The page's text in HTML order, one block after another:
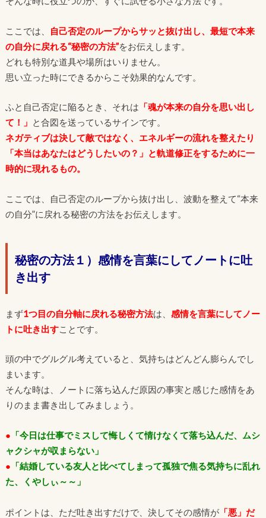
ここでは、
自己否定のループからサッと抜け出し、最短で本来
の自分に戻れる“秘密の方法”をお伝えします。
どれも特別な道具や場所はいりません。
思い立った時にできるからこそ効果的なんです。
ふと自己否定に陥るとき、それは 「魂が本来の自分を思い出し
て！」 と合図を送っているサインです。
ネガティブは決して敵ではなく 、エネルギーの流れを整えたり
「本当はあなたはどうしたいの？」と軌道修正をするために一
時的に現れるもの。
ここでは、自己否定のループから抜け出し、波動を整えて“本来
の自分”に戻れる秘密の方法をお伝えします。
秘密の方法１）感情を言葉にしてノートに吐
き出す
まず1つ目の自分軸に戻れる秘密方法は、 感情を言葉にしてノー
トに吐き出すことです。
頭の中でグルグル考えていると、気持ちはどんどん膨らんでし
まいます。
そんな時は、ノートに落ち込んだ原因の事実と感じた感情をあ
りのまま書き出してみましょう。
● 「今日は仕事でミスして悔しくて情けなくて落ち込んだ、ムシ
ャクシャが収まらない」
● 「結婚している友人と比べてしまって孤独で焦る気持ちに乱れ
た、くやしぃ～～」
ポイントは、ただ吐き出すだけで、決してその感情が「悪」だ